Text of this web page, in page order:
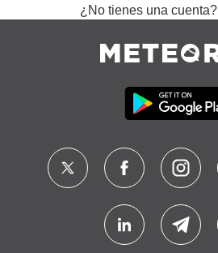
¿No tienes una cuenta?